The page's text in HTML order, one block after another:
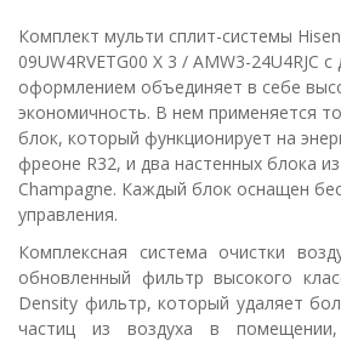
Комплект мульти сплит-системы
09UW4RVETG00 X 3 / AMW3-24U4RJC
оформлением объединяет в себе
экономичность. В нем применяется
блок, который функционирует на
фреоне R32, и два настенных блока
Champagne. Каждый блок оснащен
управления.
Комплексная система очистки
обновленный фильтр высокого
Density фильтр, который удаляет
частиц из воздуха в